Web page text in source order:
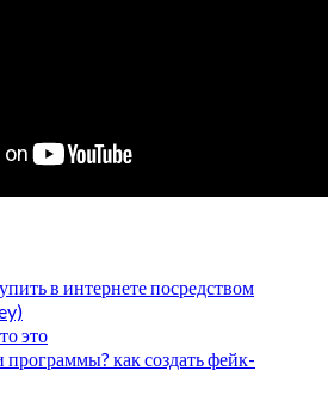
в интернете посредством
это
программы? как создать фейк-